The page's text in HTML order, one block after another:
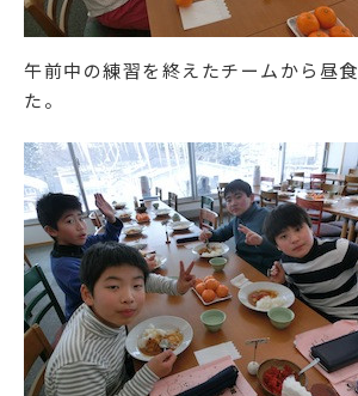
午前中の練習を終えたチームから昼
た。